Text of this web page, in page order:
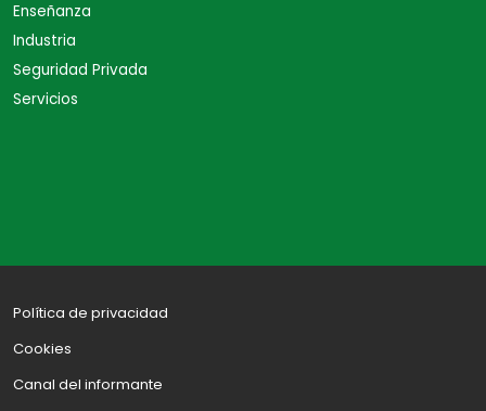
Enseñanza
Industria
Seguridad Privada
Servicios
Política de privacidad
Cookies
Canal del informante